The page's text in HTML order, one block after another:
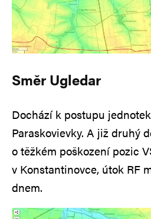
Směr Ugledar
Dochází k postupu
Paraskovievky. A již druhý
o těžkém poškození pozic
v Konstantinovce, útok RF
dnem.